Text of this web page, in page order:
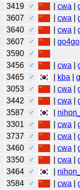
3419 ♂ |cwa |
3607 ♂ |cwa |
3640 ♂ |cwa |
3607 ♂ |go4go
3590
♂
3456 ♂ |cwa |
3465 ♂ kba |
3053 ♂ |cwa |
3442 ♂ |cwa |
3587 ♂
3301 ♂ |cwa |
3737 ♂ |cwa |
3460 ♂ |cwa |
3350 ♂ |cwa |
3464 ♂
3584 ♂ |cwa |